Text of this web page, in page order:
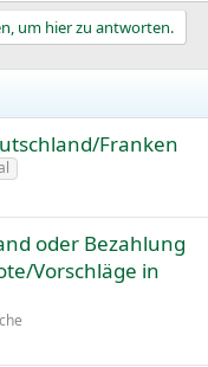
um hier zu antworten.
Franken
oder Bezahlung
Vorschläge in